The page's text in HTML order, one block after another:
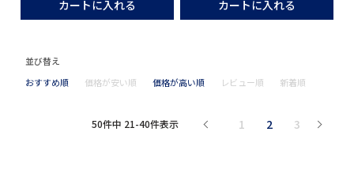
カートに入れる カートに入れる
並び替え
おすすめ順
価格が安い順 価格が高い順 レビュー順 新着順
50件中 21-40件表示 1 2 3